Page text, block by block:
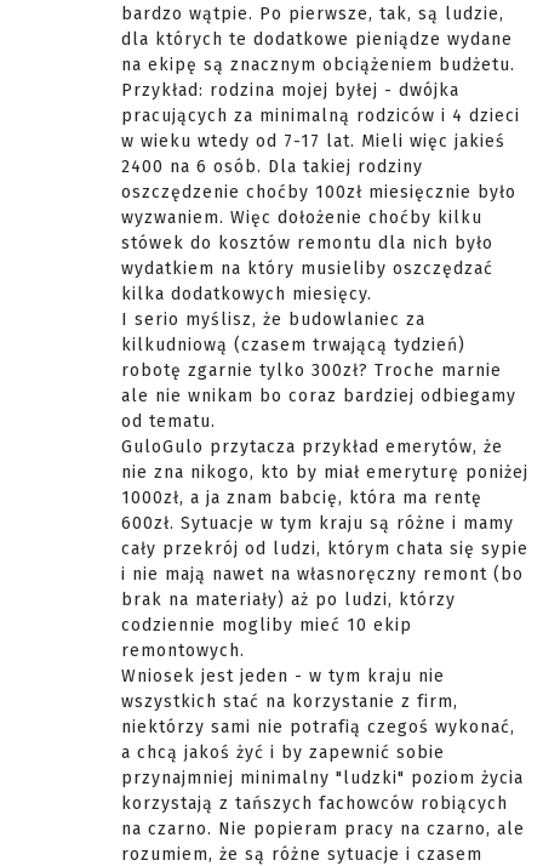
bardzo wątpie. Po pierwsze, tak, są ludzie,
dla których te dodatkowe pieniądze wydane
na ekipę są znacznym obciążeniem budżetu.
Przykład: rodzina mojej byłej - dwójka
pracujących za minimalną rodziców i 4 dzieci
w wieku wtedy od 7-17 lat. Mieli więc jakieś
2400 na 6 osób. Dla takiej rodziny
oszczędzenie choćby 100zł miesięcznie było
wyzwaniem. Więc dołożenie choćby kilku
stówek do kosztów remontu dla nich było
wydatkiem na który musieliby oszczędzać
kilka dodatkowych miesięcy.
I serio myślisz, że budowlaniec za
kilkudniową (czasem trwającą tydzień)
robotę zgarnie tylko 300zł? Troche marnie
ale nie wnikam bo coraz bardziej odbiegamy
od tematu.
GuloGulo przytacza przykład emerytów, że
nie zna nikogo, kto by miał emeryturę poniżej
1000zł, a ja znam babcię, która ma rentę
600zł. Sytuacje w tym kraju są różne i mamy
cały przekrój od ludzi, którym chata się sypie
i nie mają nawet na własnoręczny remont (bo
brak na materiały) aż po ludzi, którzy
codziennie mogliby mieć 10 ekip
remontowych.
Wniosek jest jeden - w tym kraju nie
wszystkich stać na korzystanie z firm,
niektórzy sami nie potrafią czegoś wykonać,
a chcą jakoś żyć i by zapewnić sobie
przynajmniej minimalny "ludzki" poziom życia
korzystają z tańszych fachowców robiących
na czarno. Nie popieram pracy na czarno, ale
rozumiem, że są różne sytuacje i czasem